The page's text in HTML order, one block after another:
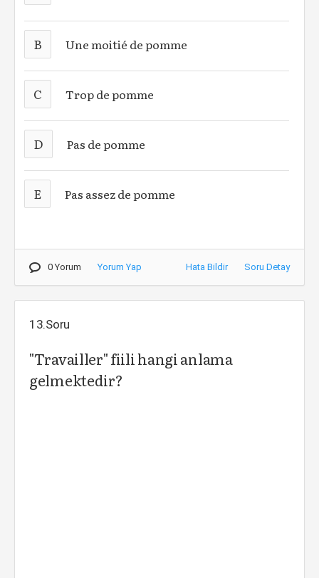
B Une moitié de pomme
C Trop de pomme
D Pas de pomme
E Pas assez de pomme
0 Yorum Yorum Yap Hata Bildir Soru Detay
13.Soru
"Travailler" fiili hangi anlama
gelmektedir?